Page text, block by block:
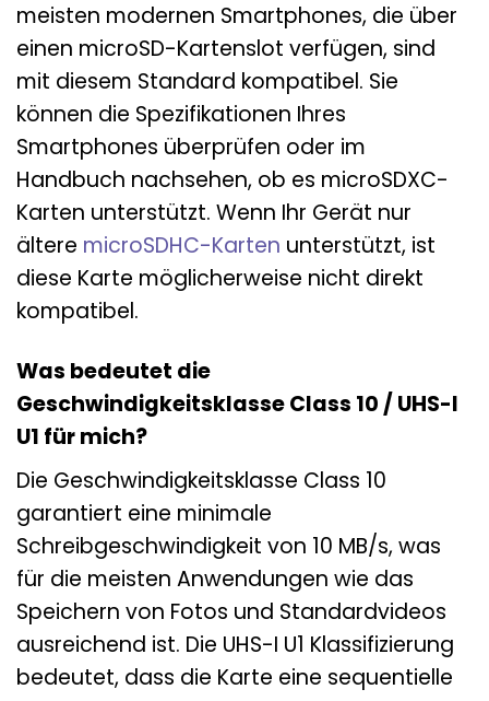
meisten modernen Smartphones, die über
einen microSD-Kartenslot verfügen, sind
mit diesem Standard kompatibel. Sie
können die Spezifikationen Ihres
Smartphones überprüfen oder im
Handbuch nachsehen, ob es microSDXC-
Karten unterstützt. Wenn Ihr Gerät nur
ältere microSDHC-Karten unterstützt, ist
diese Karte möglicherweise nicht direkt
kompatibel.
Was bedeutet die
Geschwindigkeitsklasse Class 10 / UHS-I
U1 für mich?
Die Geschwindigkeitsklasse Class 10
garantiert eine minimale
Schreibgeschwindigkeit von 10 MB/s, was
für die meisten Anwendungen wie das
Speichern von Fotos und Standardvideos
ausreichend ist. Die UHS-I U1 Klassifizierung
bedeutet, dass die Karte eine sequentielle